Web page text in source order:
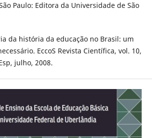
Paulo: Editora da Universidade de São
da história da educação no Brasil: um
EccoS Revista Científica, vol. 10,
julho, 2008.